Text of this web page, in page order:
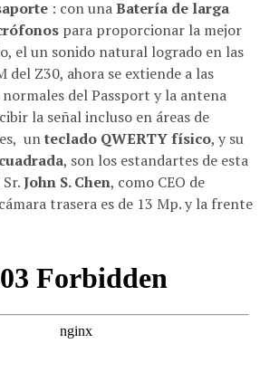
: con unaBatería de larga
para proporcionar la mejor
el un sonido natural logrado en las
del Z30, ahora se extiende a las
normales del Passport y la antena
la señal incluso en áreas de
unteclado QWERTY físico, y su
, son los estandartes de esta
John S. Chen, como CEO de
trasera es de 13 Mp. y la frente